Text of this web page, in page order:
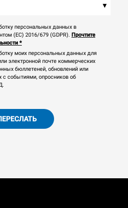
▾
персональных данных в
(ЕС) 2016/679 (GDPR). Прочтите
*
моих персональных данных для
электронной почте коммерческих
бюллетеней, обновлений или
с событиями, опросников об